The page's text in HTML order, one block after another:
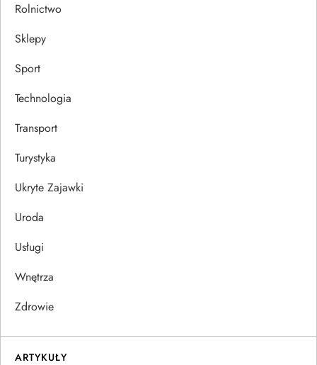
Rolnictwo
Sklepy
Sport
Technologia
Transport
Turystyka
Ukryte Zajawki
Uroda
Usługi
Wnętrza
Zdrowie
ARTYKUŁY